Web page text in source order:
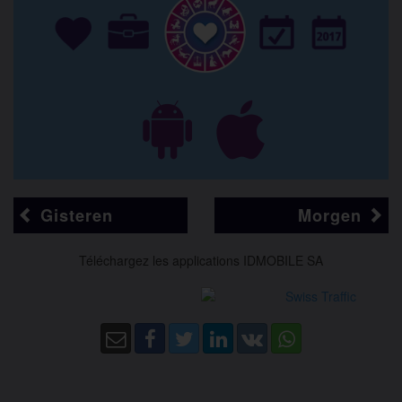
Gisteren Morgen
Téléchargez les applications IDMOBILE SA